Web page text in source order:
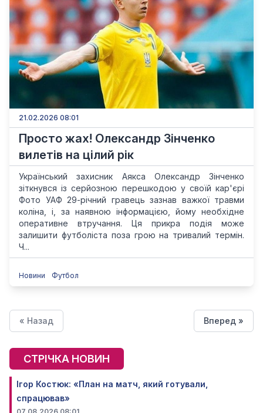
21.02.2026 08:01
Просто жах! Олександр Зінченко
вилетів на цілий рік
Український захисник Аякса Олександр Зінченко
зіткнувся із серйозною перешкодою у своїй кар'єрі
Фото УАФ 29-річний гравець зазнав важкої травми
коліна, і, за наявною інформацією, йому необхідне
оперативне втручання. Ця прикра подія може
залишити футболіста поза грою на тривалий термін.
Ч...
Новини Футбол
« Назад Вперед »
СТРІЧКА НОВИН
Ігор Костюк: «План на матч, який готували,
спрацював»